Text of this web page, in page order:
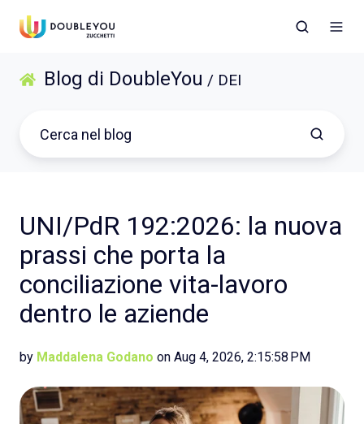
Blog di DoubleYou / DEI
UNI/PdR 192:2026: la nuova
prassi che porta la
conciliazione vita-lavoro
dentro le aziende
by Maddalena Godano on Aug 4, 2026, 2:15:58 PM